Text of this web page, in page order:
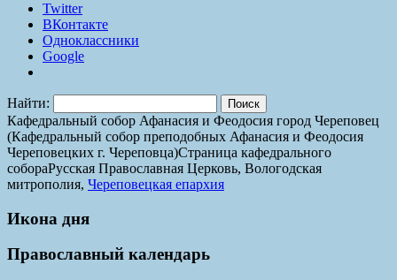
Twitter
ВКонтакте
Одноклассники
Google
Найти:
Кафедральный собор Афанасия и Феодосия город Череповец
(Кафедральный собор преподобных Афанасия и Феодосия
Череповецких г. Череповца)Страница кафедрального
собораРусская Православная Церковь, Вологодская
митрополия, Череповецкая епархия
Икона дня
Православный календарь